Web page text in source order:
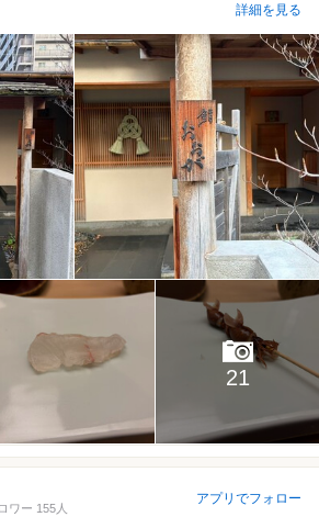
詳細を見る
21
ワー 155人
アプリでフォロー